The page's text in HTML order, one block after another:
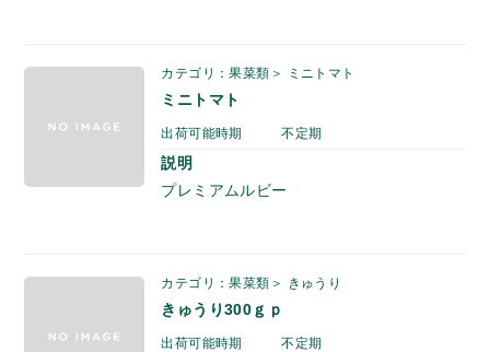
カテゴリ：果菜類＞ ミニトマト
ミニトマト
出荷可能時期 不定期
説明
プレミアムルビー
カテゴリ：果菜類＞ きゅうり
きゅうり300ｇｐ
出荷可能時期 不定期